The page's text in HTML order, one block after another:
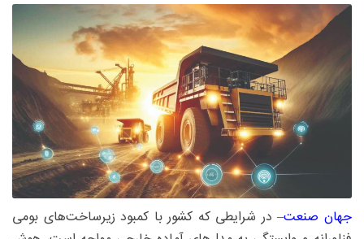
جهان صنعت– در شرایطی که کشور با کمبود زیرساخت‌های بومی